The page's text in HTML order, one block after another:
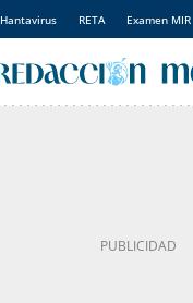
Hantavirus RETA Examen MIR